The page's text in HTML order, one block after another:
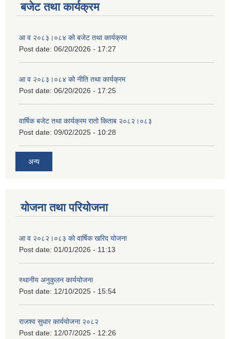
बजेट तथा कार्यक्रम
आ व २०८३।०८४ को बजेट तथा कार्यक्रम
Post date: 06/20/2026 - 17:27
आ व २०८३।०८४ को नीति तथा कार्यक्रम
Post date: 06/20/2026 - 17:25
वार्षिक बजेट तथा कार्यक्रम रातो किताब २०८२।०८३
Post date: 09/02/2025 - 10:28
अन्य
योजना तथा परियोजना
आ व २०८२।०८३ को वार्षिक खरिद योजना
Post date: 01/01/2026 - 11:13
स्थानीय अनुकुलन कार्ययोजना
Post date: 12/10/2025 - 15:54
राजश्व सुधार कार्ययोजना २०८२
Post date: 12/07/2025 - 12:26